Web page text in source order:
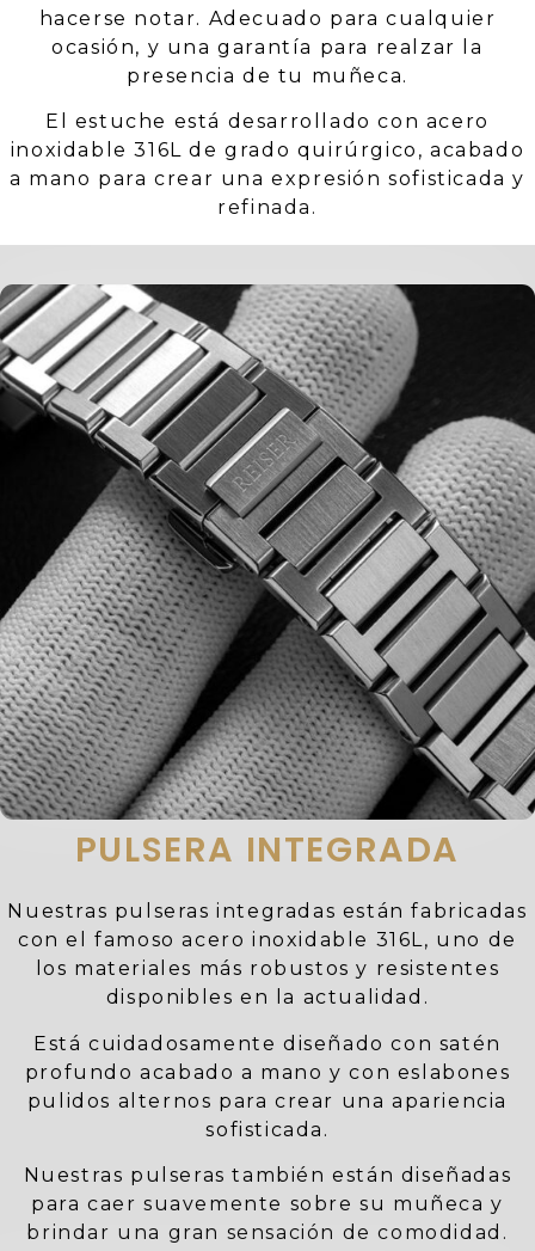
hacerse notar. Adecuado para cualquier
ocasión, y una garantía para realzar la
presencia de tu muñeca.
El estuche está desarrollado con acero
inoxidable 316L de grado quirúrgico, acabado
a mano para crear una expresión sofisticada y
refinada.
PULSERA INTEGRADA
Nuestras pulseras integradas están fabricadas
con el famoso acero inoxidable 316L, uno de
los materiales más robustos y resistentes
disponibles en la actualidad.
Está cuidadosamente diseñado con satén
profundo acabado a mano y con eslabones
pulidos alternos para crear una apariencia
sofisticada.
Nuestras pulseras también están diseñadas
para caer suavemente sobre su muñeca y
brindar una gran sensación de comodidad.